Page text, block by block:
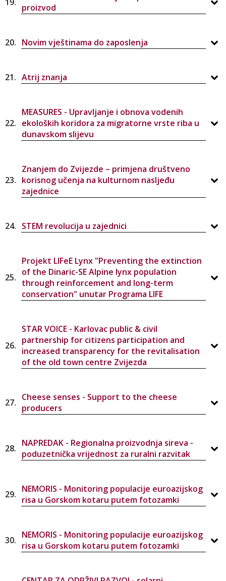
proizvod
20. Novim vještinama do zaposlenja
21. Atrij znanja
22.
MEASURES - Upravljanje i obnova vodenih
ekoloških koridora za migratorne vrste riba u
dunavskom slijevu
23.
Znanjem do Zvijezde – primjena društveno
korisnog učenja na kulturnom nasljeđu
zajednice
24. STEM revolucija u zajednici
25.
Projekt LIFeE Lynx "Preventing the extinction
of the Dinaric-SE Alpine lynx population
through reinforcement and long-term
conservation" unutar Programa LIFE
26.
STAR VOICE - Karlovac public & civil
partnership for citizens participation and
increased transparency for the revitalisation
of the old town centre Zvijezda
27. Cheese senses - Support to the cheese
producers
28. NAPREDAK - Regionalna proizvodnja sireva -
poduzetnička vrijednost za ruralni razvitak
29. NEMORIS - Monitoring populacije euroazijskog
risa u Gorskom kotaru putem fotozamki
30. NEMORIS - Monitoring populacije euroazijskog
risa u Gorskom kotaru putem fotozamki